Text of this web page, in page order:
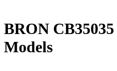
BRON CB35035
Models